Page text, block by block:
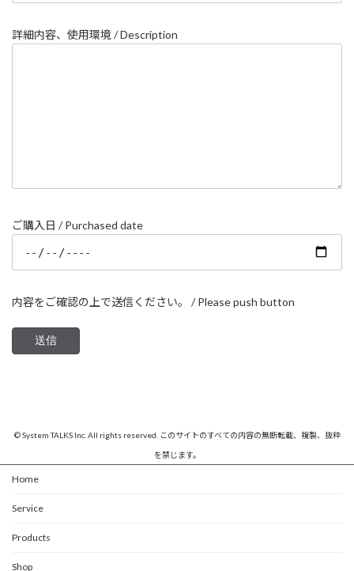
詳細内容、使用環境 / Description
ご購入日 / Purchased date
内容をご確認の上で送信ください。 / Please push button
© System TALKS Inc. All rights reserved. このサイトのすべての内容の無断転載、複製、抜粋
を禁じます。
Home
Service
Products
Shop